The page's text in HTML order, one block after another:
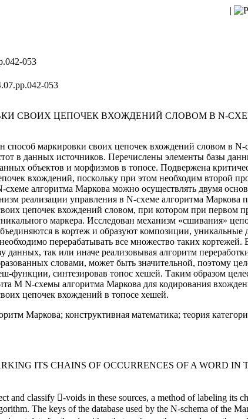
|
053
053
СВОИХ ЦЕПОЧЕК ВХОЖДЕНИЙ СЛОВОМ В N-
способ маркировки своих цепочек вхождений словом в
в данных источников. Перечислены элементы базы
объектов и морфизмов в топосе. Подвержена
вхождений, поскольку при этом необходим второй
схеме алгоритма Маркова можно осуществлять двумя
реализации управления в N-схеме алгоритма Маркова
цепочек вхождений словом, при котором при первом
маркера. Исследован механизм «сшивания»
в кортеж и образуют композиции, уникальные
перерабатывать все множество таких
данных, так или иначе реализовывая алгоритм
словами, может быть значительной, поэтому
функции, синтезировав топос хешей. Таким образом
M N-схемы алгоритма Маркова для кодирования
цепочек вхождений в топосе хешей.
Маркова; конструктивная математика; теория
ITS CHAINS OF OCCURRENCES OF A WORD
and classify -voids in these sources, a method of labeling its
The keys of the database used by the N-schema of the